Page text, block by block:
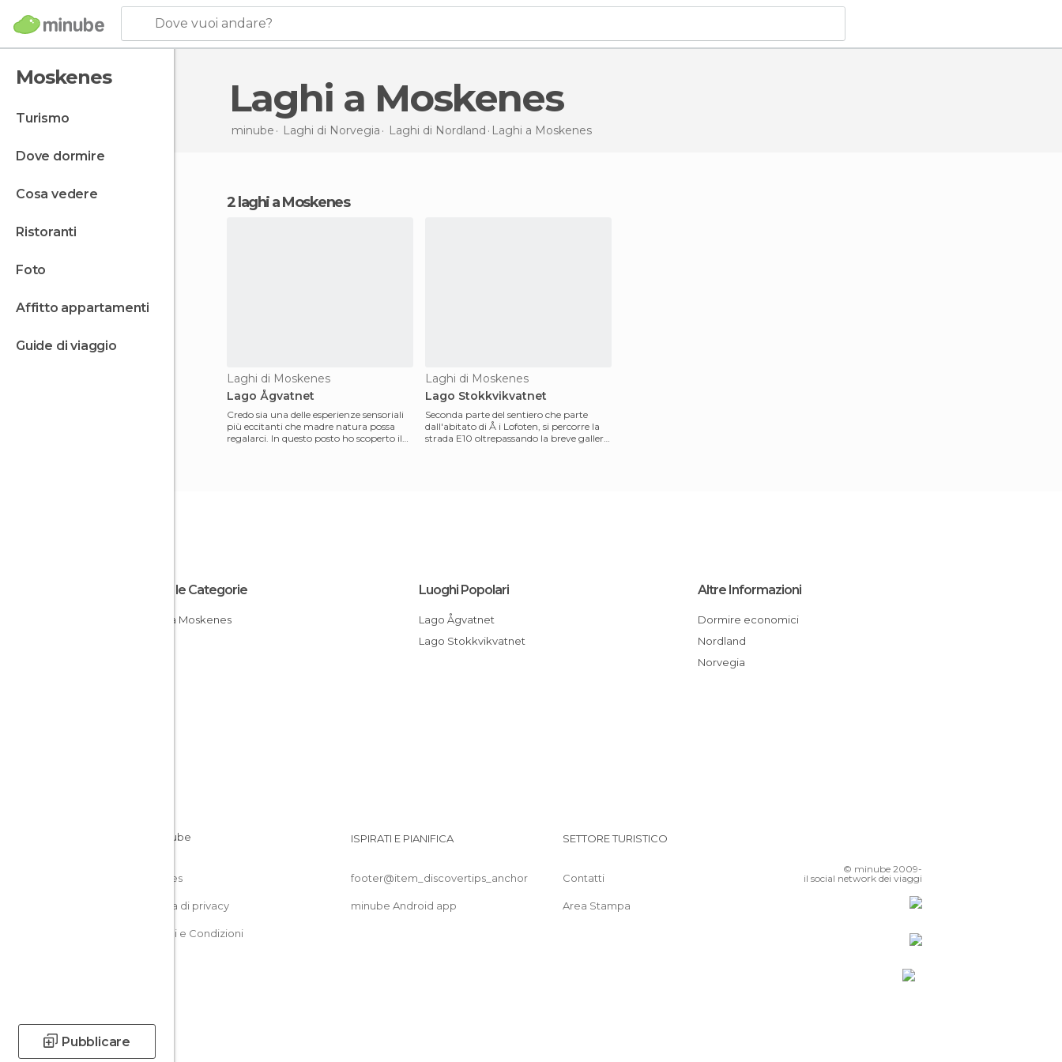
Dove vuoi andare?
Moskenes
turismo
dove dormire
cosa vedere
ristoranti
foto
affitto appartamenti
guide di viaggio
Pubblicare
Laghi a Moskenes
minube Laghi di Norvegia Laghi di Nordland Laghi a Moskenes
2 laghi a Moskenes
Laghi di Moskenes
Lago Ågvatnet
Credo sia una delle esperienze sensoriali
più eccitanti che madre natura possa
regalarci. In questo posto ho scoperto il
Laghi di Moskenes
Lago Stokkvikvatnet
Seconda parte del sentiero che parte
dall'abitato di Å i Lofoten, si percorre la
strada E10 oltrepassando la breve galleria
Tutte le Categorie
Laghi a Moskenes
Luoghi Popolari
Lago Ågvatnet
Lago Stokkvikvatnet
Altre Informazioni
Dormire economici
Nordland
Norvegia
Cookies
Politica di privacy
Termini e Condizioni
ISPIRATI E PIANIFICA
footer@item_discovertips_anchor
minube Android app
SETTORE TURISTICO
Contatti
Area Stampa
© minube 2009-
il social network dei viaggi